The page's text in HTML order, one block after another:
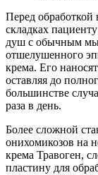
Перед
складках
душ с обычным
отшелушенного
крема. Его
оставляя до
большинстве
раза в день.
Более сложной
онихомикозов на
крема Травоген,
пластину для